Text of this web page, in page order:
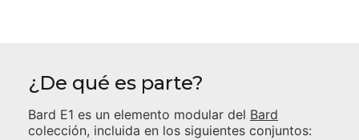
¿De qué es parte?
Bard E1 es un elemento modular del Bard
colección, incluida en los siguientes conjuntos: